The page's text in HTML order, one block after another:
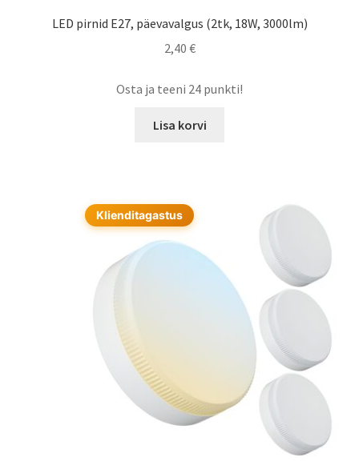
LED pirnid E27, päevavalgus (2tk, 18W, 3000lm)
2,40 €
Osta ja teeni 24 punkti!
Lisa korvi
Klienditagastus